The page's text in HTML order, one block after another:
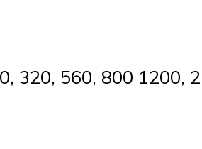
320, 560, 800 1200,